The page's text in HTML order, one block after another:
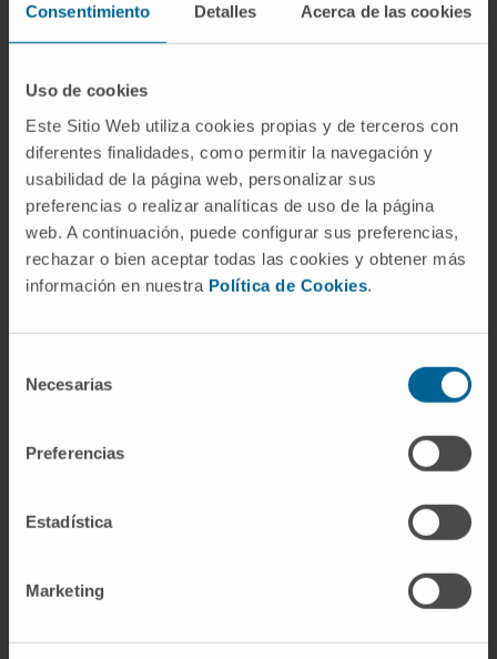
Consentimiento Detalles Acerca de las cookies
Uso de cookies
Este Sitio Web utiliza cookies propias y de terceros con
diferentes finalidades, como permitir la navegación y
usabilidad de la página web, personalizar sus
preferencias o realizar analíticas de uso de la página
web. A continuación, puede configurar sus preferencias,
rechazar o bien aceptar todas las cookies y obtener más
información en nuestra Política de Cookies.
Necesarias
Preferencias
Estadística
Marketing
Porquê na Clínica?
Diagnóstico personalizado.